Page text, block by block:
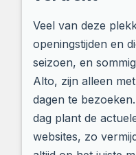
Veel van deze
openingstijden en
seizoen, en
Alto, zijn alleen
dagen te
dag plant de
websites, zo